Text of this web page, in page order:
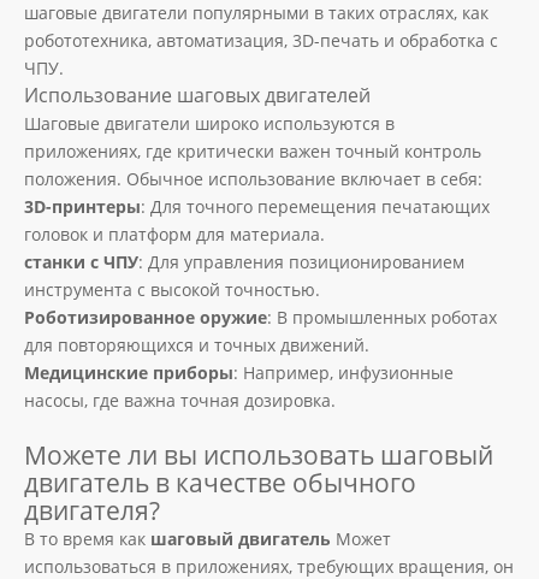
шаговые двигатели популярными в таких отраслях, как
робототехника, автоматизация, 3D-печать и обработка с
ЧПУ.
Использование шаговых двигателей
Шаговые двигатели широко используются в
приложениях, где критически важен точный контроль
положения. Обычное использование включает в себя:
3D-принтеры: Для точного перемещения печатающих
головок и платформ для материала.
станки с ЧПУ: Для управления позиционированием
инструмента с высокой точностью.
Роботизированное оружие: В промышленных роботах
для повторяющихся и точных движений.
Медицинские приборы: Например, инфузионные
насосы, где важна точная дозировка.
Можете ли вы использовать шаговый
двигатель в качестве обычного
двигателя?
В то время как шаговый двигатель Может
использоваться в приложениях, требующих вращения, он